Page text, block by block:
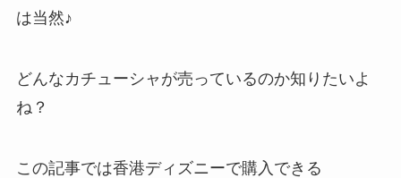
は当然♪
どんなカチューシャが売っているのか知りたいよ
ね？
この記事では香港ディズニーで購入できる